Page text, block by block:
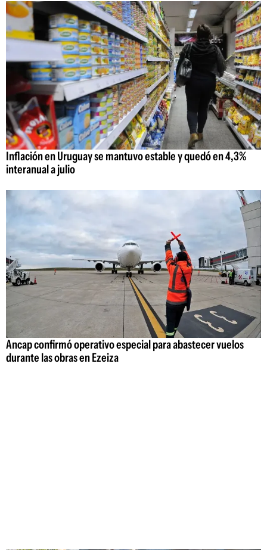
Inflación en Uruguay se mantuvo estable y quedó en 4,3%
interanual a julio
Ancap confirmó operativo especial para abastecer vuelos
durante las obras en Ezeiza